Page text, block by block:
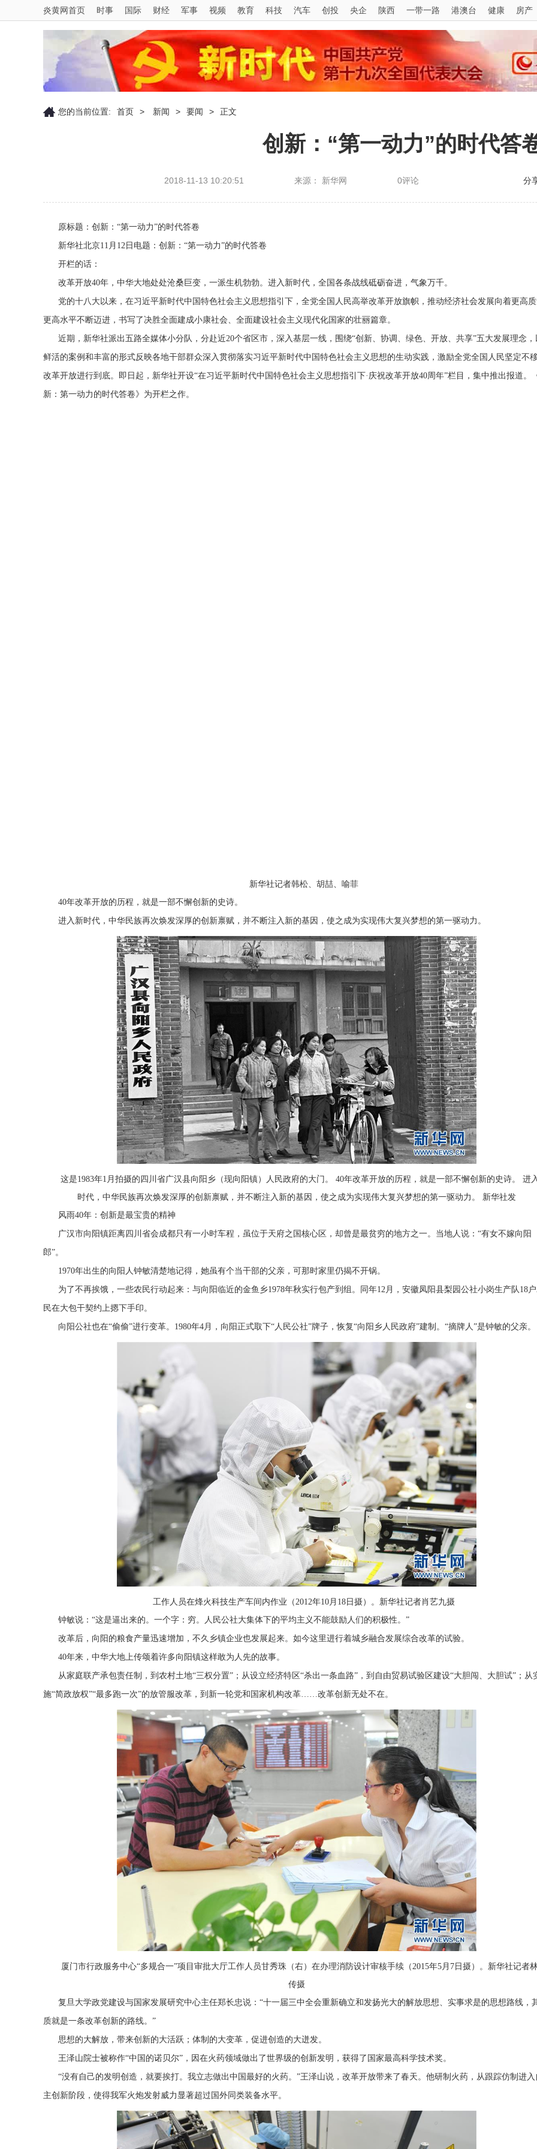
炎黄网首页 时事 国际 财经 军事 视频 教育 科技 汽车 创投 央企 陕西 一带一路 港澳台 健康 房产
您的当前位置: 首页 > 新闻 > 要闻 > 正文
创新：“第一动力”的时代答
2018-11-13 10:20:51 来源： 新华网 0评论 分
原标题：创新：“第一动力”的时代答卷
新华社北京11月12日电题：创新：“第一动力”的时代答卷
开栏的话：
改革开放40年，中华大地处处沧桑巨变，一派生机勃勃。进入新时代，全国各条战线砥砺奋进，气象万千。
党的十八大以来，在习近平新时代中国特色社会主义思想指引下，全党全国人民高举改革开放旗帜，推动经济社会发展向着更高
更高水平不断迈进，书写了决胜全面建成小康社会、全面建设社会主义现代化国家的壮丽篇章。
近期，新华社派出五路全媒体小分队，分赴近20个省区市，深入基层一线，围绕“创新、协调、绿色、开放、共享”五大发展理念，
鲜活的案例和丰富的形式反映各地干部群众深入贯彻落实习近平新时代中国特色社会主义思想的生动实践，激励全党全国人民坚定不
改革开放进行到底。即日起，新华社开设“在习近平新时代中国特色社会主义思想指引下·庆祝改革开放40周年”栏目，集中推出报道。
新：第一动力的时代答卷》为开栏之作。
新华社记者韩松、胡喆、喻菲
40年改革开放的历程，就是一部不懈创新的史诗。
进入新时代，中华民族再次焕发深厚的创新禀赋，并不断注入新的基因，使之成为实现伟大复兴梦想的第一驱动力。
这是1983年1月拍摄的四川省广汉县向阳乡（现向阳镇）人民政府的大门。 40年改革开放的历程，就是一部不懈创新的史诗。 进
时代，中华民族再次焕发深厚的创新禀赋，并不断注入新的基因，使之成为实现伟大复兴梦想的第一驱动力。 新华社发
风雨40年：创新是最宝贵的精神
广汉市向阳镇距离四川省会成都只有一小时车程，虽位于天府之国核心区，却曾是最贫穷的地方之一。当地人说：“有女不嫁向阳
郎”。
1970年出生的向阳人钟敏清楚地记得，她虽有个当干部的父亲，可那时家里仍揭不开锅。
为了不再挨饿，一些农民行动起来：与向阳临近的金鱼乡1978年秋实行包产到组。同年12月，安徽凤阳县梨园公社小岗生产队18
民在大包干契约上摁下手印。
向阳公社也在“偷偷”进行变革。1980年4月，向阳正式取下“人民公社”牌子，恢复“向阳乡人民政府”建制。“摘牌人”是钟敏的父亲。
工作人员在烽火科技生产车间内作业（2012年10月18日摄）。新华社记者肖艺九摄
钟敏说：“这是逼出来的。一个字：穷。人民公社大集体下的平均主义不能鼓励人们的积极性。”
改革后，向阳的粮食产量迅速增加，不久乡镇企业也发展起来。如今这里进行着城乡融合发展综合改革的试验。
40年来，中华大地上传颂着许多向阳镇这样敢为人先的故事。
从家庭联产承包责任制，到农村土地“三权分置”；从设立经济特区“杀出一条血路”，到自由贸易试验区建设“大胆闯、大胆试”；从
施“简政放权”“最多跑一次”的放管服改革，到新一轮党和国家机构改革……改革创新无处不在。
厦门市行政服务中心“多规合一”项目审批大厅工作人员甘秀珠（右）在办理消防设计审核手续（2015年5月7日摄）。新华社记者
传摄
复旦大学政党建设与国家发展研究中心主任郑长忠说：“十一届三中全会重新确立和发扬光大的解放思想、实事求是的思想路线，
质就是一条改革创新的路线。”
思想的大解放，带来创新的大活跃；体制的大变革，促进创造的大迸发。
王泽山院士被称作“中国的诺贝尔”，因在火药领域做出了世界级的创新发明，获得了国家最高科学技术奖。
“没有自己的发明创造，就要挨打。我立志做出中国最好的火药。”王泽山说，改革开放带来了春天。他研制火药，从跟踪仿制进入
主创新阶段，使得我军火炮发射威力显著超过国外同类装备水平。